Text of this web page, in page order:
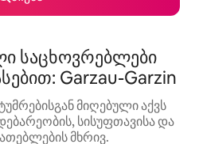
საცხოვრებლები
Garzau-Garzin
მიღებული აქვს
სისუფთავისა და
მხრივ.